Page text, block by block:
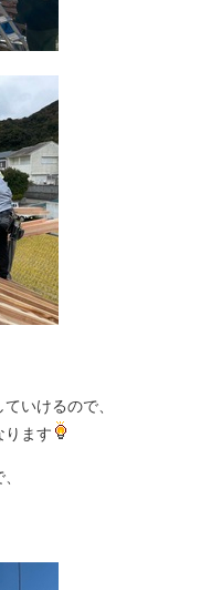
いけるので、
ります